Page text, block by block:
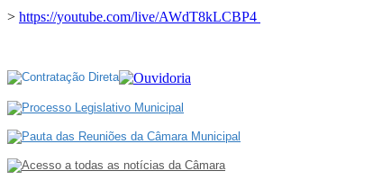
> https://youtube.com/live/AWdT8kLCBP4